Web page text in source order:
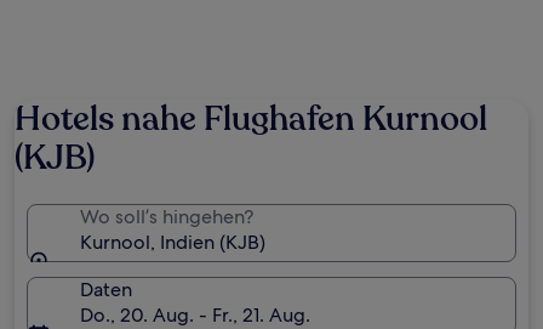
Hotels nahe Flughafen Kurnool
(KJB)
Wo soll’s hingehen?
Kurnool, Indien (KJB)
Daten
Do., 20. Aug. - Fr., 21. Aug.